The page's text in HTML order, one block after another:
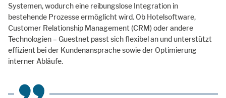
Systemen, wodurch eine reibungslose Integration in
bestehende Prozesse ermöglicht wird. Ob Hotelsoftware,
Customer Relationship Management (CRM) oder andere
Technologien – Guestnet passt sich flexibel an und unterstützt
effizient bei der Kundenansprache sowie der Optimierung
interner Abläufe.